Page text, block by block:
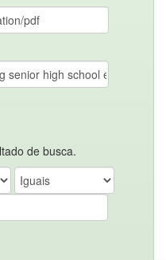
de busca.